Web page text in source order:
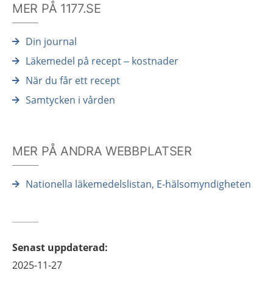
MER PÅ 1177.SE
Din journal
Läkemedel på recept – kostnader
När du får ett recept
Samtycken i vården
MER PÅ ANDRA WEBBPLATSER
Nationella läkemedelslistan, E-hälsomyndigheten
Senast uppdaterad:
2025-11-27